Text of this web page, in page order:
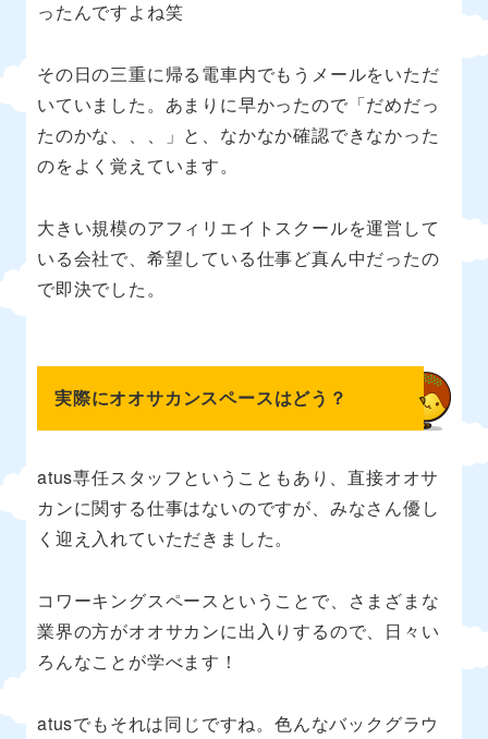
ったんですよね笑
その日の三重に帰る電車内でもうメールをいただ
いていました。あまりに早かったので「だめだっ
たのかな、、、」と、なかなか確認できなかった
のをよく覚えています。
大きい規模のアフィリエイトスクールを運営して
いる会社で、希望している仕事ど真ん中だったの
で即決でした。
実際にオオサカンスペースはどう？
atus専任スタッフということもあり、直接オオサ
カンに関する仕事はないのですが、みなさん優し
く迎え入れていただきました。
コワーキングスペースということで、さまざまな
業界の方がオオサカンに出入りするので、日々い
ろんなことが学べます！
atusでもそれは同じですね。色んなバックグラウ